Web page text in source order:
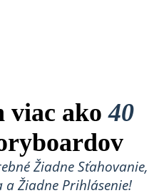
viac ako40
Žiadne Sťahovanie,
Žiadne Prihlásenie!